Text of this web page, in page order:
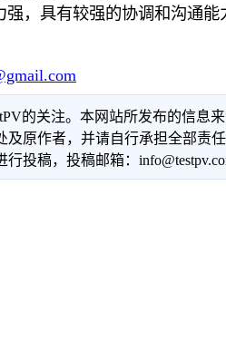
强，具有较强的协调和沟通能
的关注。本网站所发布的信息
及原作者，并请自行承担全部责
投稿，投稿邮箱：